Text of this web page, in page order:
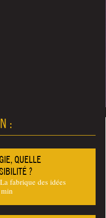
:
QUELLE
?
fabrique des idées